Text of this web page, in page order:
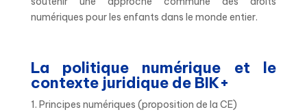
numériques pour les enfants dans le monde entier.
La politique numérique et le
contexte juridique de BIK+
1. Principes numériques (proposition de la CE)